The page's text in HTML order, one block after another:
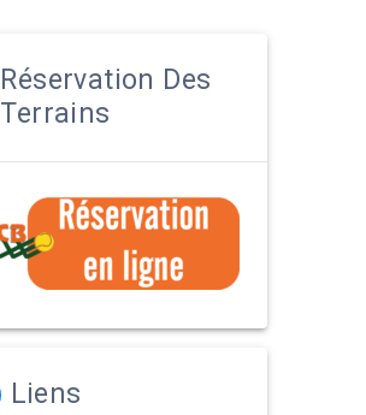
Réservation Des
Terrains
Liens